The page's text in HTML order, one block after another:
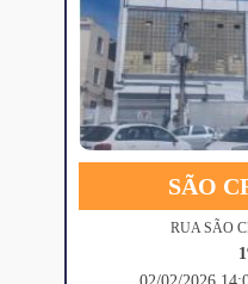
SÃO
RUA SÃO